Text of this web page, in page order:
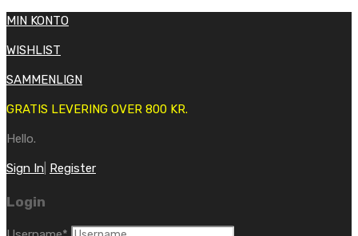
MIN KONTO
WISHLIST
SAMMENLIGN
GRATIS LEVERING OVER 800 KR.
Hello.
Sign In Register
Login